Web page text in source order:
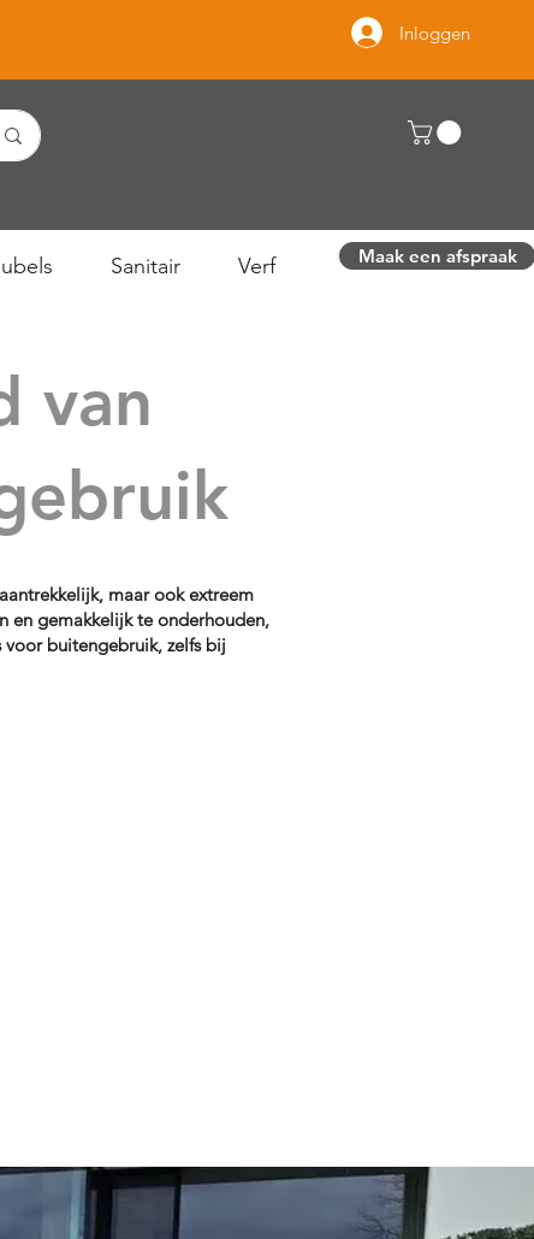
Inloggen
Sanitair Verf Maak een afspraak
van
maar ook extreem
en gemakkelijk te onderhouden,
buitengebruik, zelfs bij